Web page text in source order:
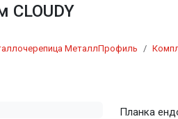
МеталлПрофиль
Планка